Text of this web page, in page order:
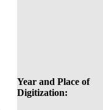
Year and Place of
Digitization: